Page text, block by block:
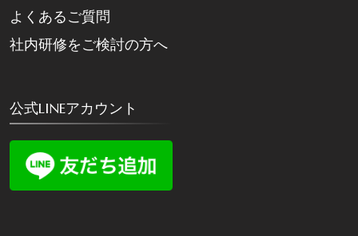
よくあるご質問
社内研修をご検討の方へ
公式LINEアカウント